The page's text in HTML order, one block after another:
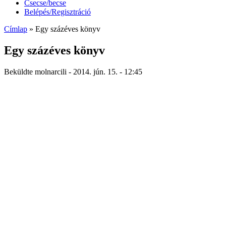
Csecse/becse
Belépés/Regisztráció
Címlap » Egy százéves könyv
Egy százéves könyv
Beküldte molnarcili - 2014. jún. 15. - 12:45